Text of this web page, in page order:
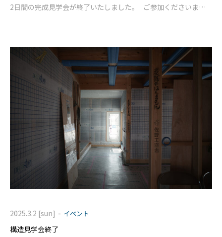
2日間の完成見学会が終了いたしました。 ご参加くださいまし
構造見学会終了
2025.3.2 [sun] - イベント